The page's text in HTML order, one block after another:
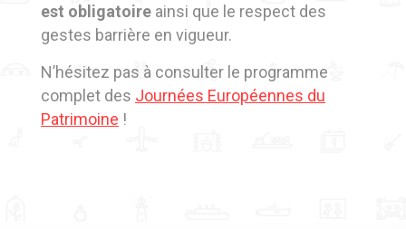
est obligatoire ainsi que le respect des
gestes barrière en vigueur.
N’hésitez pas à consulter le programme
complet des Journées Européennes du
Patrimoine !